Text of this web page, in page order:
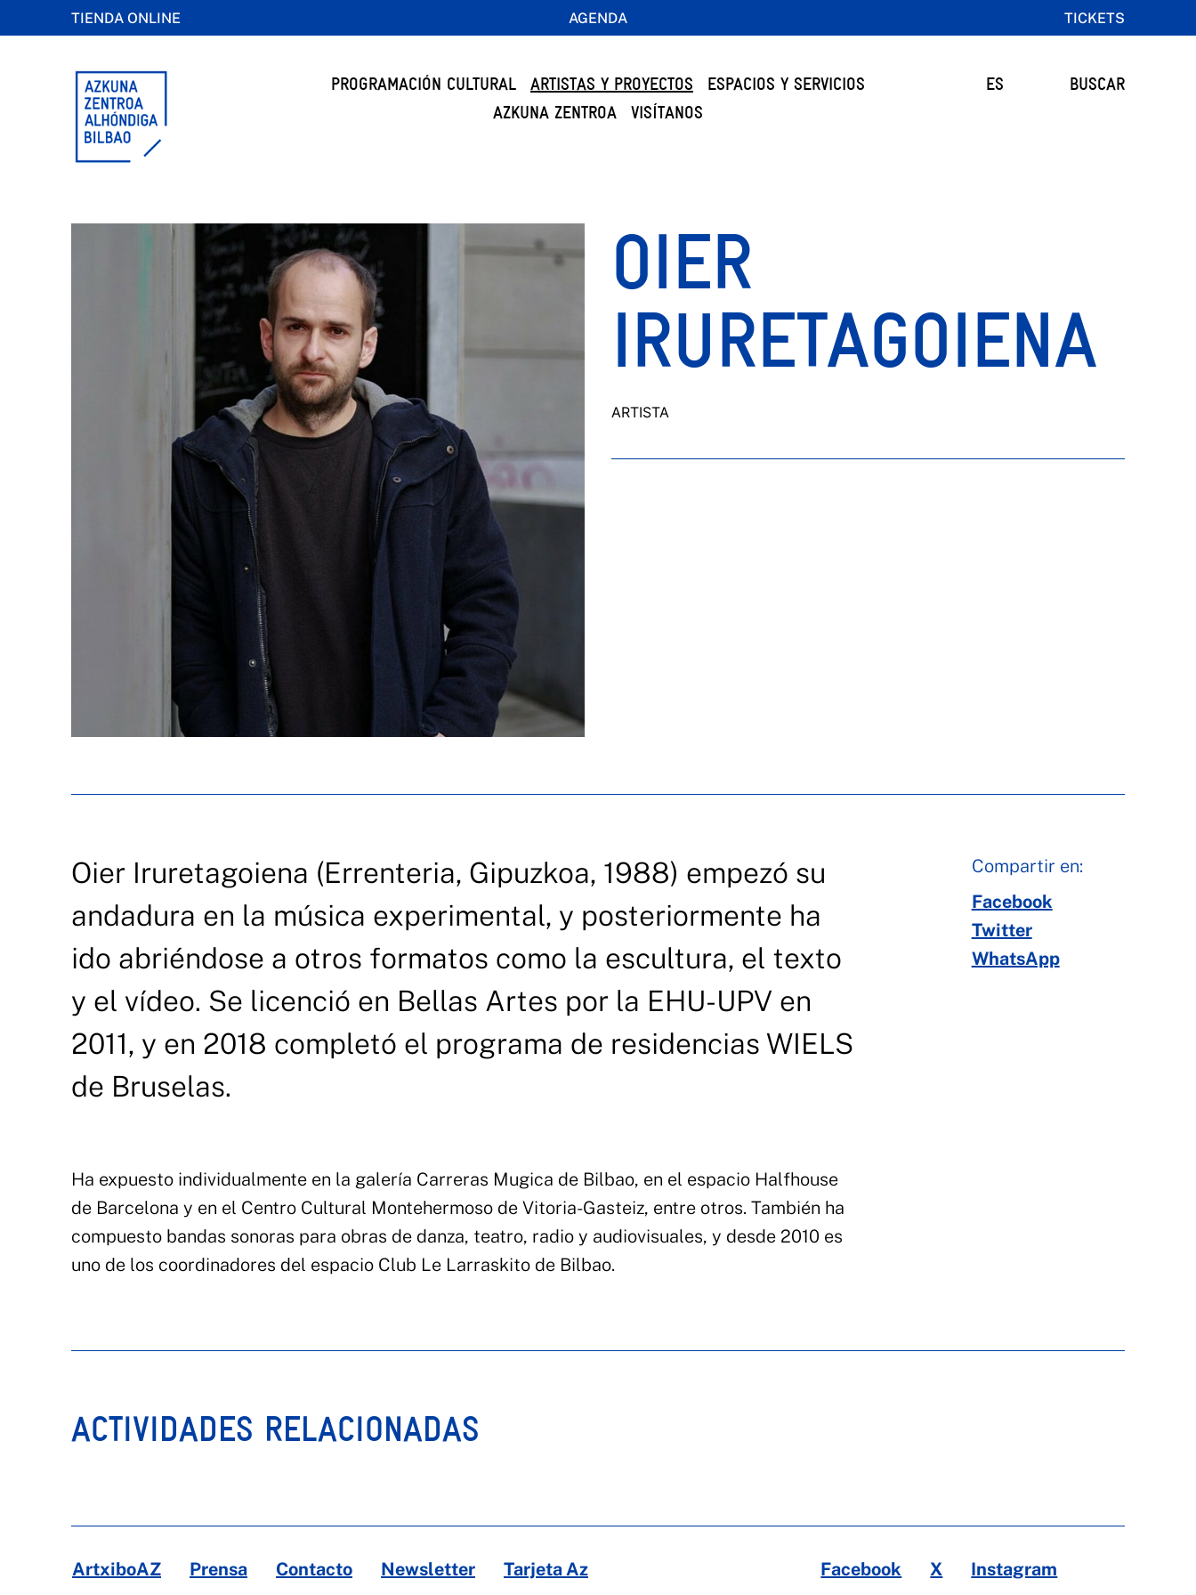
TIENDA ONLINE AGENDA TICKETS
PROGRAMACIÓN CULTURAL ARTISTAS Y PROYECTOS
ESPACIOS Y SERVICIOS
AZKUNA ZENTROA
VISÍTANOS
ES BUSCAR
OIER
IRURETAGOIENA
ARTISTA
Oier Iruretagoiena (Errenteria, Gipuzkoa, 1988) empezó su
andadura en la música experimental, y posteriormente ha
ido abriéndose a otros formatos como la escultura, el texto
y el vídeo. Se licenció en Bellas Artes por la EHU-UPV en
2011, y en 2018 completó el programa de residencias WIELS
de Bruselas.
Ha expuesto individualmente en la galería Carreras Mugica de Bilbao, en el espacio Halfhouse
de Barcelona y en el Centro Cultural Montehermoso de Vitoria-Gasteiz, entre otros. También ha
compuesto bandas sonoras para obras de danza, teatro, radio y audiovisuales, y desde 2010 es
uno de los coordinadores del espacio Club Le Larraskito de Bilbao.
Compartir en:
Facebook
Twitter
WhatsApp
ACTIVIDADES RELACIONADAS
ArtxiboAZ Prensa Contacto Newsletter Tarjeta Az Facebook X Instagram